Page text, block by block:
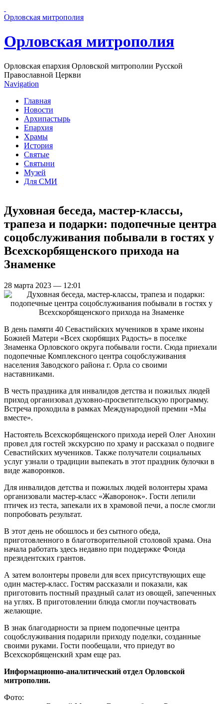
Орловская митрополия
Орловская митрополия
Орловская епархия Орловской митрополии Русской
Православной Церкви
Navigation
Главная
Новости
Архипастырь
Епархия
Храмы
История
Святые
Святыни
Музей
Для СМИ
Духовная беседа, мастер-классы,
трапеза и подарки: подопечные центра
соцобслуживания побывали в гостях у
Всехскорбященского прихода на
Знаменке
28 марта 2023 — 12:01
В день памяти 40 Севастийских мучеников в храме иконы
Божией Матери «Всех скорбящих Радость» в поселке
Знаменка Орловского округа побывали гости. Сюда приехали
подопечные Комплексного центра соцобслуживания
населения Заводского района г. Орла со своими
наставниками.
В честь праздника для инвалидов детства и пожилых людей
приход организовал духовно-просветительскую программу.
Встреча проходила в рамках Международной премии «Мы
вместе».
Настоятель Всехскорбященского прихода иерей Олег Анохин
провел для гостей экскурсию по храму и рассказал о подвиге
Севастийских мучеников. Также получатели социальных
услуг узнали о традиции выпекать в этот праздник булочки в
виде жаворонков.
Для инвалидов детства и пожилых людей волонтеры храма
организовали мастер-класс «Жаворонок». Гости лепили
птичек из теста, запекали их в храмовой печи, а после смогли
попробовать результат.
В этот день не обошлось и без сытного обеда,
приготовленного в благотворительной столовой храма. Она
начала работать здесь недавно при поддержке Фонда
президентских грантов.
А затем волонтеры провели для всех присутствующих еще
один мастер-класс. Гостям рассказали и показали, как
приготовить постный праздный салат из овощей, запеченных
на углях. В приготовлении блюда смогли поучаствовать
желающие.
В знак благодарности за прием подопечные центра
соцобслуживания подарили приходу поделки, созданные
своими руками. Гости пообещали, что приедут во
Всехскорбященский храм еще раз.
Информационно-аналитический отдел Орловской
митрополии.
Фото: